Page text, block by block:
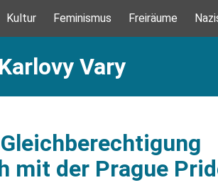
Kultur Feminismus Freiräume
Vary
mit der Prague